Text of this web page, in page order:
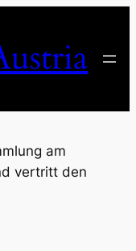
am
vertritt den